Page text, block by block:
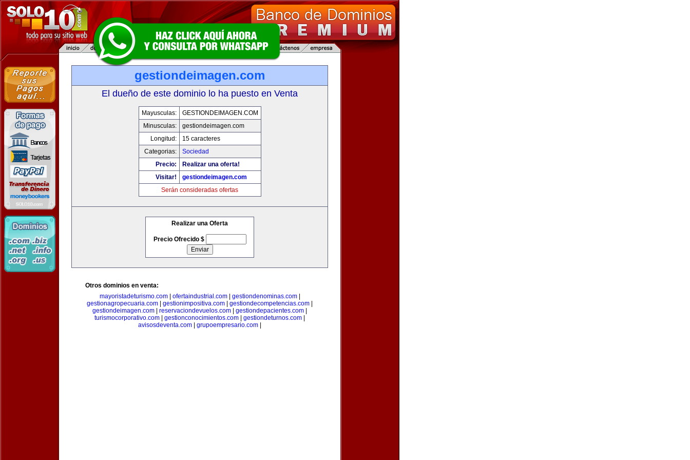
gestiondeimagen.com
El dueño de este dominio lo ha puesto en Venta
Mayusculas:
GESTIONDEIMAGEN.COM
Minusculas:
gestiondeimagen.com
Longitud:
15 caracteres
Categorias:
Sociedad
Precio:
Realizar una oferta!
Visitar!
gestiondeimagen.com
Serán consideradas ofertas
Realizar una Oferta
Precio Ofrecido $
Otros dominios en venta:
mayoristadeturismo.com| ofertaindustrial.com| gestiondenominas.com|
gestionagropecuaria.com
gestionimpositiva.com gestiondecompetencias.com
gestiondeimagen.com
reservaciondevuelos.com gestiondepacientes.com
turismocorporativo.com
gestionconocimientos.com gestiondeturnos.com
avisosdeventa.com
grupoempresario.com